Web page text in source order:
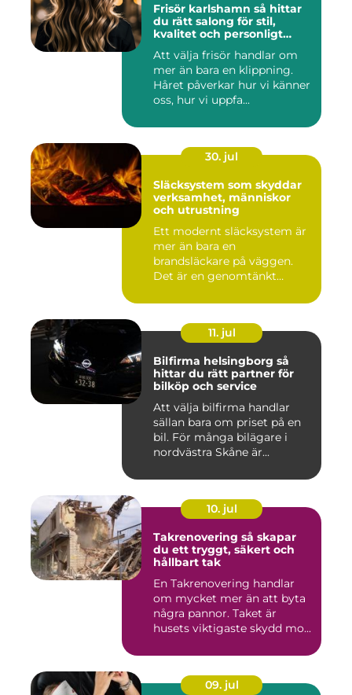
Frisör karlshamn så hittar
du rätt salong för stil,
kvalitet och personligt
Att välja frisör handlar om
mer än bara en klippning.
Håret påverkar hur vi känner
oss, hur vi uppfa...
30. jul
Släcksystem som skyddar
verksamhet, människor
och utrustning
Ett modernt släcksystem är
mer än bara en
brandsläckare på väggen.
Det är en genomtänkt
11. jul
Bilfirma helsingborg så
hittar du rätt partner för
bilköp och service
Att välja bilfirma handlar
sällan bara om priset på en
bil. För många bilägare i
nordvästra Skåne är...
10. jul
Takrenovering så skapar
du ett tryggt, säkert och
hållbart tak
En Takrenovering handlar
om mycket mer än att byta
några pannor. Taket är
husets viktigaste skydd mo...
09. jul